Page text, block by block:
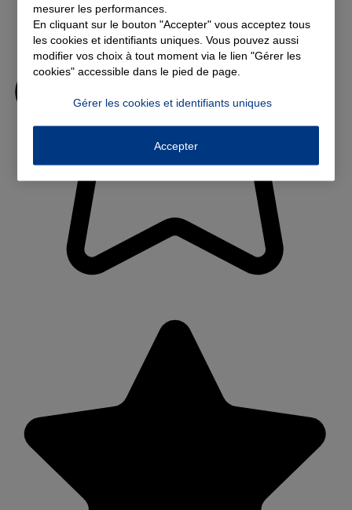
mesurer les performances.
En cliquant sur le bouton "Accepter" vous acceptez tous
les cookies et identifiants uniques. Vous pouvez aussi
modifier vos choix à tout moment via le lien "Gérer les
cookies" accessible dans le pied de page.
Gérer les cookies et identifiants uniques
Accepter